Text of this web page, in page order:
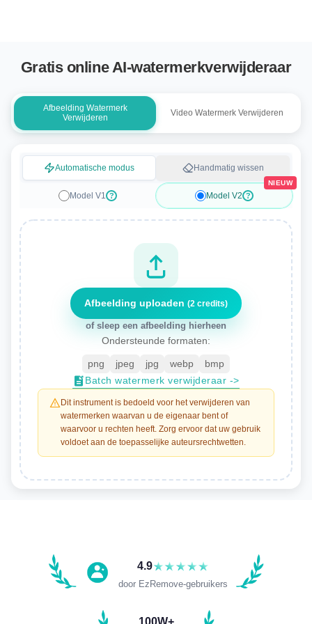
Gratis online AI-watermerkverwijderaar
Afbeelding Watermerk
Verwijderen
Video Watermerk Verwijderen
Automatische modus Handmatig wissen
Model V1 ? Model V2 ?
NIEUW
Afbeelding uploaden (2 credits)
of sleep een afbeelding hierheen
Ondersteunde formaten:
png jpeg jpg webp bmp
+ batch watermerk verwijderaar ->
Dit instrument is bedoeld voor het verwijderen van
watermerken waarvan u de eigenaar bent of
waarvoor u rechten heeft. Zorg ervoor dat uw gebruik
voldoet aan de toepasselijke auteursrechtwetten.
4.9
door EzRemove-gebruikers
100W+